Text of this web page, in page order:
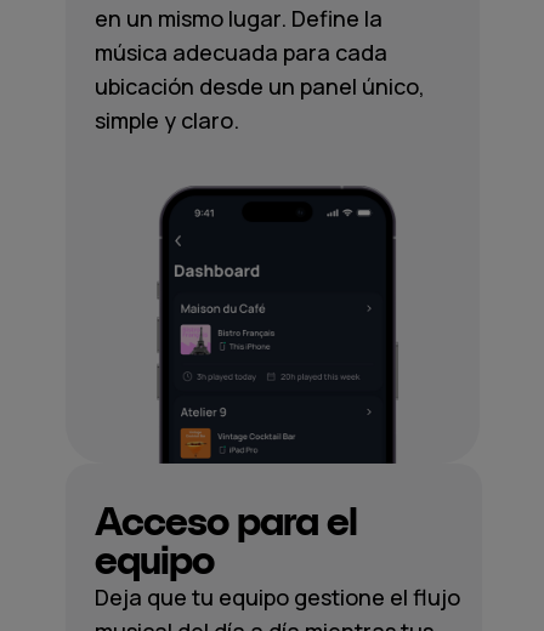
en un mismo lugar. Define la
música adecuada para cada
ubicación desde un panel único,
simple y claro.
Acceso para el
equipo
Deja que tu equipo gestione el flujo